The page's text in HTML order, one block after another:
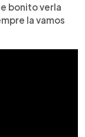
bonito verla
la vamos